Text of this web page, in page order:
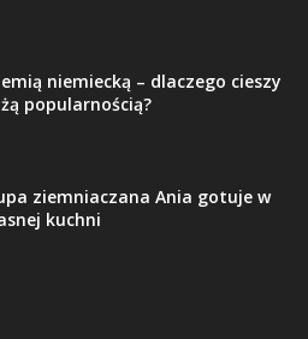
niemiecką – dlaczego cieszy
popularnością?
ziemniaczana Ania gotuje w
kuchni